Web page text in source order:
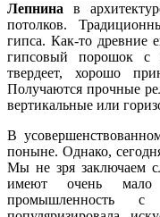
Лепнина в
потолков.
гипса. Как-то древние
гипсовый порошок с
твердеет, хорошо
Получаются прочные
вертикальные или
В
поныне. Однако,
Мы не зря заключаем
имеют очень мало
промышленность